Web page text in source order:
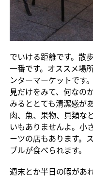
でいける距離です。散
一番です。オススメ場
ンターマーケットです
見だけをみて、何なの
みるととても清潔感が
肉、魚、果物、貝類な
いもありませんよ。小
ーツの店もあります。
ブルが食べられます。
週末とか半日の暇があ